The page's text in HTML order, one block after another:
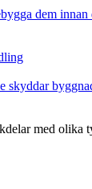
dem
skyddar
med